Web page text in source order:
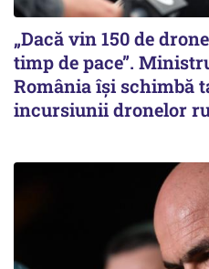
„Dacă vin 150 de
timp de pace”.
România își schimbă
incursiunii dronelor